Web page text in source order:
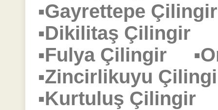
▪Gayrettepe
▪Dikilitaş Çilingir
▪Fulya Çilingir
▪Zincirlikuyu
▪Kurtuluş